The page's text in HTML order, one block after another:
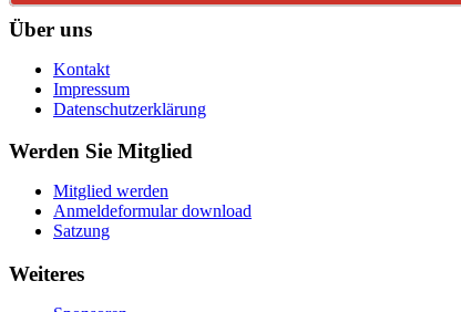
Über uns
Kontakt
Impressum
Datenschutzerklärung
Werden Sie Mitglied
Mitglied werden
Anmeldeformular download
Satzung
Weiteres